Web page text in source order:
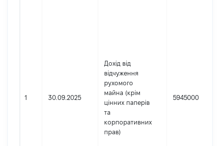
1 30.09.2025
Дохід від
відчуження
рухомого
майна (крім
цінних паперів
та
корпоративних
прав)
5945000